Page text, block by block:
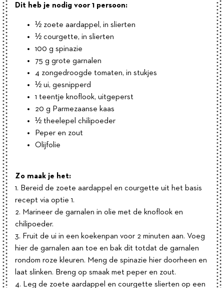
Dit heb je nodig voor 1 persoon:
½ zoete aardappel, in slierten
½ courgette, in slierten
100 g spinazie
75 g grote garnalen
4 zongedroogde tomaten, in stukjes
½ ui, gesnipperd
1 teentje knoflook, uitgeperst
20 g Parmezaanse kaas
½ theelepel chilipoeder
Peper en zout
Olijfolie
Zo maak je het:
1. Bereid de zoete aardappel en courgette uit het basis
recept via optie 1.
2. Marineer de garnalen in olie met de knoflook en
chilipoeder.
3. Fruit de ui in een koekenpan voor 2 minuten aan. Voeg
hier de garnalen aan toe en bak dit totdat de garnalen
rondom roze kleuren. Meng de spinazie hier doorheen en
laat slinken. Breng op smaak met peper en zout.
4. Leg de zoete aardappel en courgette slierten op een